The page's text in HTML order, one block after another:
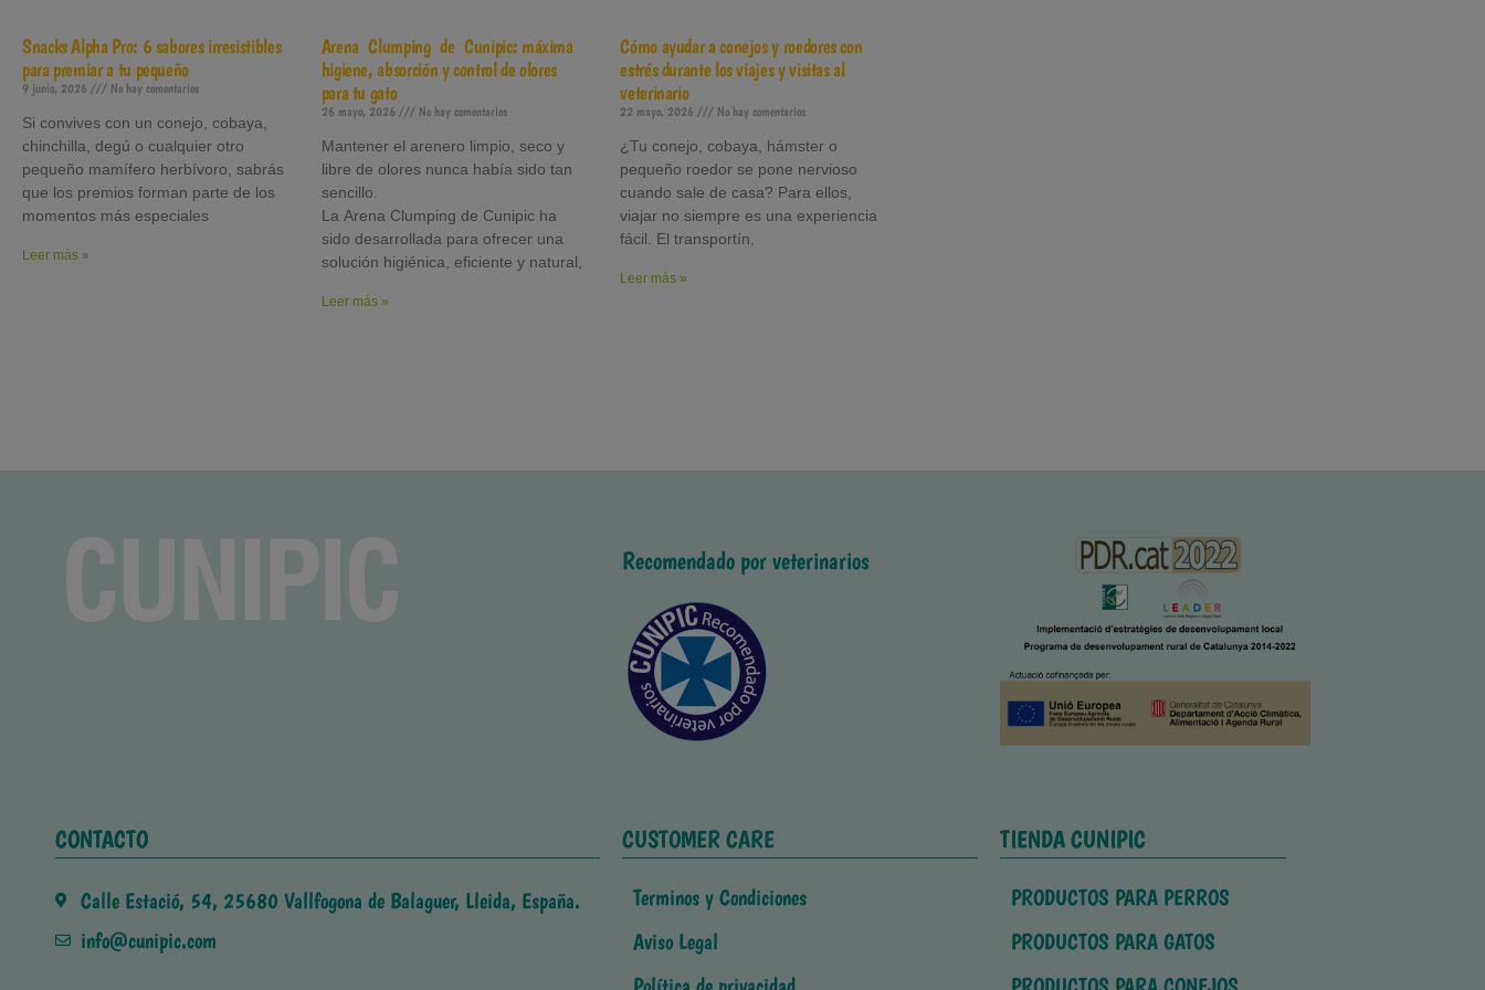
Snacks Alpha Pro: 6 sabores irresistibles
para premiar a tu pequeño
9 junio, 2026 No hay comentarios
Si convives con un conejo, cobaya,
chinchilla, degú o cualquier otro
pequeño mamífero herbívoro, sabrás
que los premios forman parte de los
momentos más especiales
Leer más »
Arena Clumping de Cunipic: máxima
higiene, absorción y control de olores
para tu gato
26 mayo, 2026 No hay comentarios
Mantener el arenero limpio, seco y
libre de olores nunca había sido tan
sencillo.
La Arena Clumping de Cunipic ha
sido desarrollada para ofrecer una
solución higiénica, eficiente y natural,
Leer más »
Cómo ayudar a conejos y roedores con
estrés durante los viajes y visitas al
veterinario
22 mayo, 2026 No hay comentarios
¿Tu conejo, cobaya, hámster o
pequeño roedor se pone nervioso
cuando sale de casa? Para ellos,
viajar no siempre es una experiencia
fácil. El transportín,
Leer más »
Recomendado por veterinarios
CONTACTO
Calle Estació, 54, 25680 Vallfogona de Balaguer, Lleida, España.
info@cunipic.com
CUSTOMER CARE
Terminos y Condiciones
Aviso Legal
TIENDA CUNIPIC
PRODUCTOS PARA PERROS
PRODUCTOS PARA GATOS